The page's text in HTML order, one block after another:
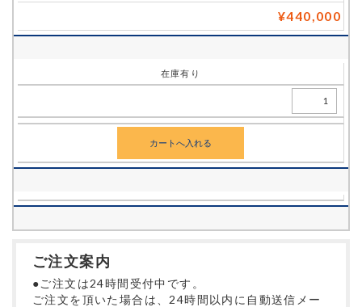
¥440,000
在庫有り
ご注文案内
●ご注文は24時間受付中です。
ご注文を頂いた場合は、24時間以内に自動送信メー